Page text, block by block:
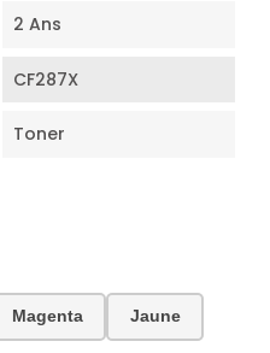
2 Ans
CF287X
Toner
Magenta Jaune